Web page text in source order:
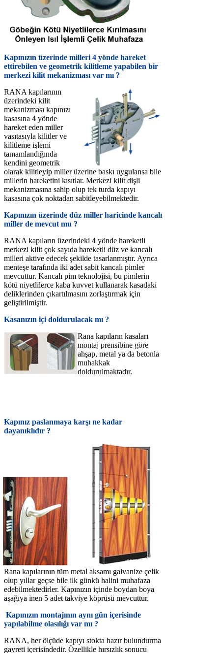
Kapınızın üzerinde milleri 4 yönde hareket
ettirebilen ve geometrik kilitleme yapabilen bir
merkezi kilit mekanizması var mı ?
RANA kapılarının
üzerindeki kilit
mekanizması kapınızı
kasasına 4 yönde
hareket eden miller
vasıtasıyla kilitler ve
kilitleme işlemi
tamamlandığında
kendini geometrik
olarak kilitleyip miller üzerine baskı uygulansa bile
millerin hareketini kısıtlar. Merkezi kilit dişli
mekanizmasına sahip olup tek turda kapıyı
kasasına çok noktadan sabitleyebilmektedir.
Kapınızın üzerinde düz miller haricinde kancalı
miller de mevcut mu ?
RANA kapıların üzerindeki 4 yönde hareketli
merkezi kilit çok sayıda hareketli düz ve kancalı
milleri aktive edecek şekilde tasarlanmıştır. Ayrıca
menteşe tarafında iki adet sabit kancalı pimler
mevcuttur. Kancalı pim teknolojisi, bu pimlerin
kötü niyetlilerce kaba kuvvet kullanarak kasadaki
deliklerinden çıkartılmasını zorlaştırmak için
geliştirilmiştir.
Kasanızın içi doldurulacak mı ?
Rana kapıların kasaları
montaj prensibine göre
ahşap, metal ya da betonla
muhakkak
doldurulmaktadır.
Kapınız paslanmaya karşı ne kadar
dayanıklıdır ?
Rana kapılarının tüm metal aksamı galvanize çelik
olup yıllar geçse bile ilk günkü halini muhafaza
edebilmektedirler. Kapınızın içinde boydan boya
aşağıya inen 5 adet takviye köprüsü mevcuttur.
Kapınızın montajının aynı gün içerisinde
yapılabilme olasılığı var mı ?
RANA, her ölçüde kapıyı stokta hazır bulundurma
gayreti içerisindedir. Özellikle hırsızlık sonucu